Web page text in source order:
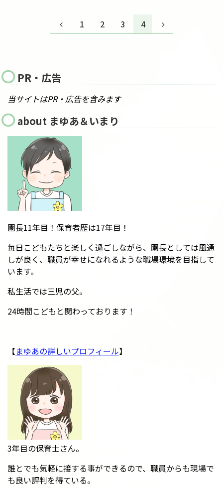
1 2 3 4
PR・広告
当サイトはPR・広告を含みます
about まゆあ＆いまり
園長11年目！保育者歴は17年目！
毎日こどもたちと楽しく過ごしながら、園長としては風通
しが良く、職員が幸せになれるような職場環境を目指して
います。
私生活では三児の父。
24時間こどもと関わっております！
【まゆあの詳しいプロフィール】
3年目の保育士さん。
誰とでも気軽に接する事ができるので、職員からも現場で
も良い評判を得ている。